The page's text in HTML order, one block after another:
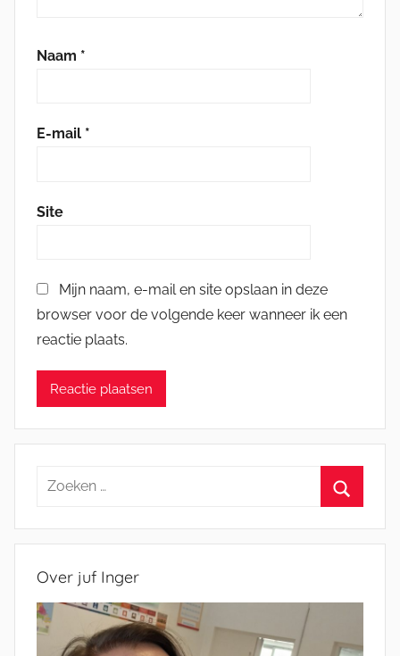
Naam *
E-mail *
Site
Mijn naam, e-mail en site opslaan in deze
browser voor de volgende keer wanneer ik een
reactie plaats.
Zoeken
Over juf Inger